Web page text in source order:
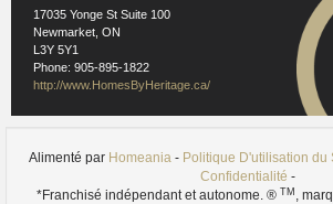
https://homeania.com/communities/ontario/
Images references
1.1- Wiki- Self-Made -
https://upload.wikimedia.org/wikipedia/commons/thumb/e/e5/
BARRIE.jpg
https://upload.wikimedia.org/wikipedia/commons/thumb/7/
17035 Yonge St Suite 100
Newmarket, ON
L3Y 5Y1
Phone: 905-895-1822
http://www.HomesByHeritage.ca/
Alimenté par Homeania- Politique D'utilisation du
Confidentialité -
*Franchisé indépendant et autonome. ® TM ,